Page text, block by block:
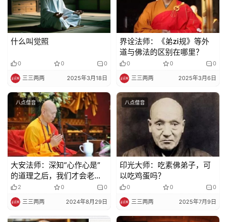
明
什么叫觉照
0 0 0
三三两两 2025年3月18日
界诠法师：《弟zi规》等外
道与佛法的区别在哪里？
0 0 0
三三两两 2025年3月6日
八点僧音
大安法师：深知“心作心是”
的道理之后，我们才会老实
念佛（一宗透，一切宗都
透）
2 0 0
三三两两 2024年8月29日
八点僧音
印光大师：吃素佛弟子，可
以吃鸡蛋吗？
0 0 0
三三两两 2025年7月9日